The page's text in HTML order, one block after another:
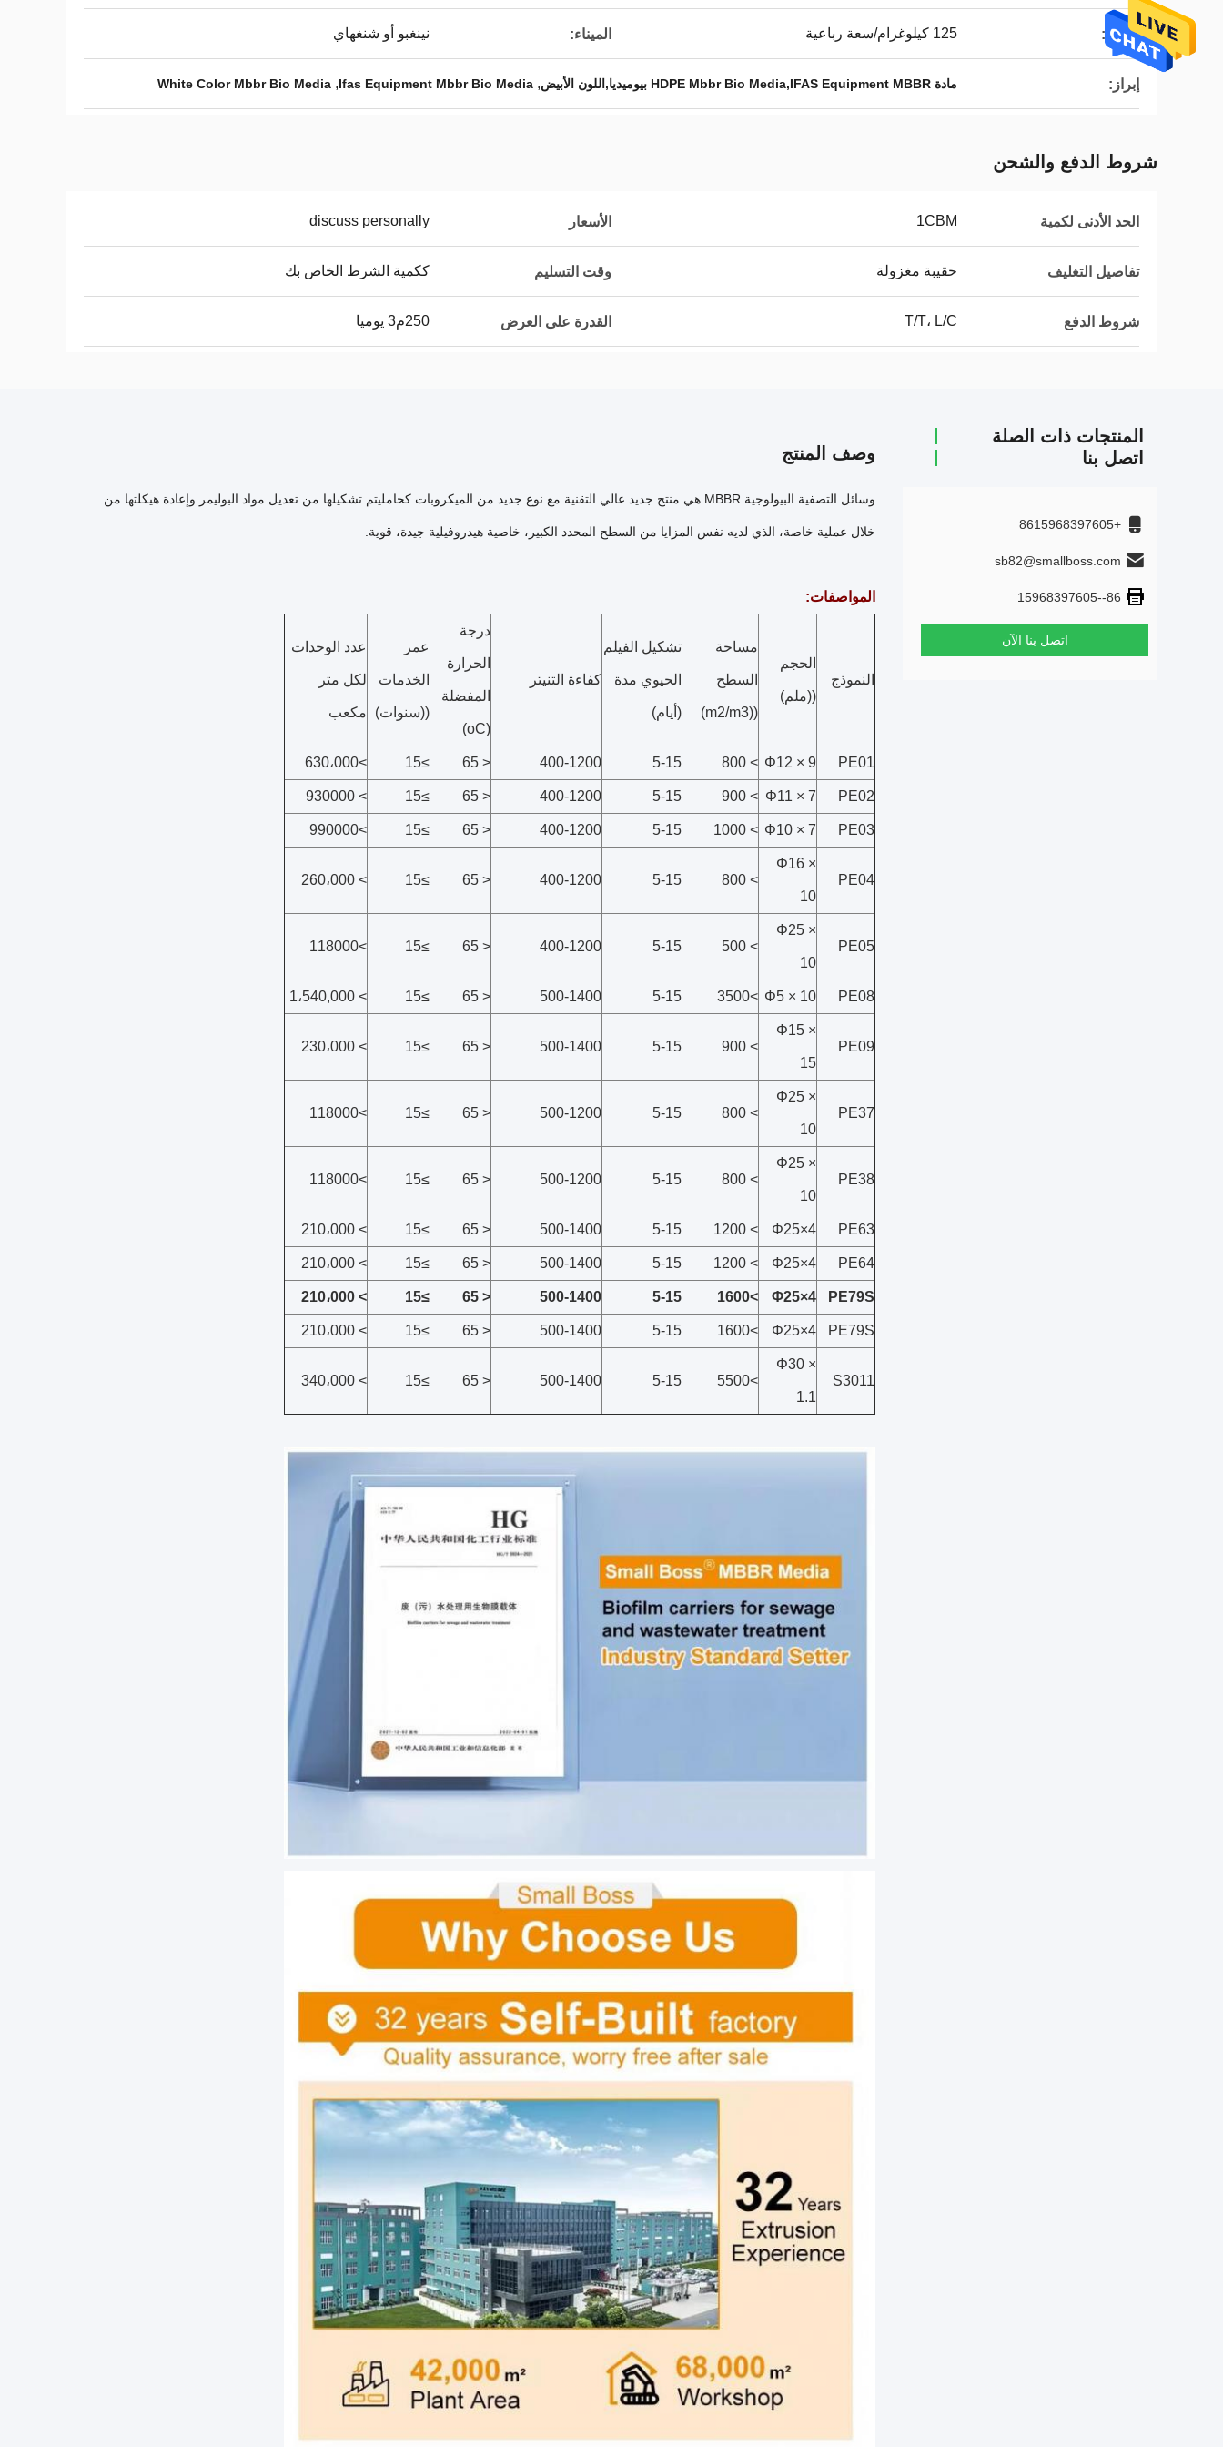
الوزن: 125 كيلوغرام/سعة رباعية الميناء: نينغبو أو شنغهاي
إبراز: مادة HDPE Mbbr Bio Media,IFAS Equipment MBBR بيوميديا,اللون الأبيض ,
Ifas Equipment Mbbr Bio Media
,
White Color Mbbr Bio Media
شروط الدفع والشحن
الحد الأدنى لكمية 1CBM الأسعار discuss personally
تفاصيل التغليف حقيبة مغزولة وقت التسليم ككمية الشرط الخاص بك
شروط الدفع T/T، L/C القدرة على العرض 250م3 يوميا
المنتجات ذات الصلة
اتصل بنا
+8615968397605
sb82@smallboss.com
86--15968397605
اتصل بنا الآن
وصف المنتج
وسائل التصفية البيولوجية MBBR هي منتج جديد عالي التقنية مع نوع جديد من الميكروبات كحامليتم تشكيلها من تعديل مواد البوليمر وإعادة هيكلتها من
خلال عملية خاصة، الذي لديه نفس المزايا من السطح المحدد الكبير، خاصية هيدروفيلية جيدة، قوية.
المواصفات:
النموذج
الحجم
((ملم)
مساحة
السطح
((m2/m3)
تشكيل الفيلم
الحيوي مدة
(أيام)
كفاءة التنيتر
درجة
الحرارة
المفضلة
(oC)
عمر
الخدمات
((سنوات)
عدد الوحدات
لكل متر
مكعب
PE01
Φ12 × 9
> 800
5-15
400-1200
< 65
≥15 >630،000
PE02
Φ11 × 7
> 900
5-15
400-1200
< 65
≥15
> 930000
PE03
Φ10 × 7
> 1000
5-15
400-1200
< 65
≥15
>990000
PE04
Φ16 ×
10
> 800
5-15
400-1200
< 65
≥15 > 260،000
PE05
Φ25 ×
10
> 500
5-15
400-1200
< 65
≥15
>118000
PE08
Φ5 × 10
>3500
5-15
500-1400
< 65
≥15 > 1،540,000
PE09
Φ15 ×
15
> 900
5-15
500-1400
< 65
≥15 > 230،000
PE37
Φ25 ×
10
> 800
5-15
500-1200
< 65
≥15
>118000
PE38
Φ25 ×
10
> 800
5-15
500-1200
< 65
≥15
>118000
PE63
Φ25×4
> 1200
5-15
500-1400
< 65
≥15 > 210،000
PE64
Φ25×4
> 1200
5-15
500-1400
< 65
≥15 > 210،000
PE79S
Φ25×4
>1600
5-15
500-1400
< 65
≥15 > 210،000
PE79S
Φ25×4
>1600
5-15
500-1400
< 65
≥15 > 210،000
S3011
Φ30 ×
1.1
>5500
5-15
500-1400
< 65
≥15 > 340،000